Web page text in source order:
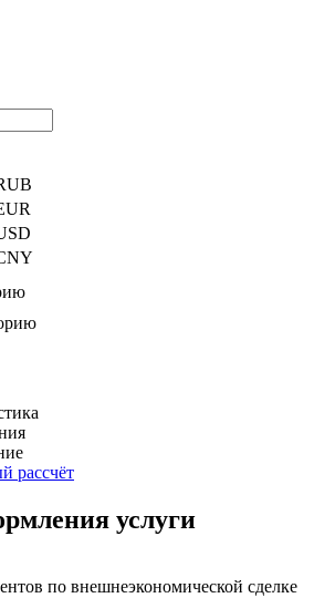
рассчёт
услуги
по внешнеэкономической сделке